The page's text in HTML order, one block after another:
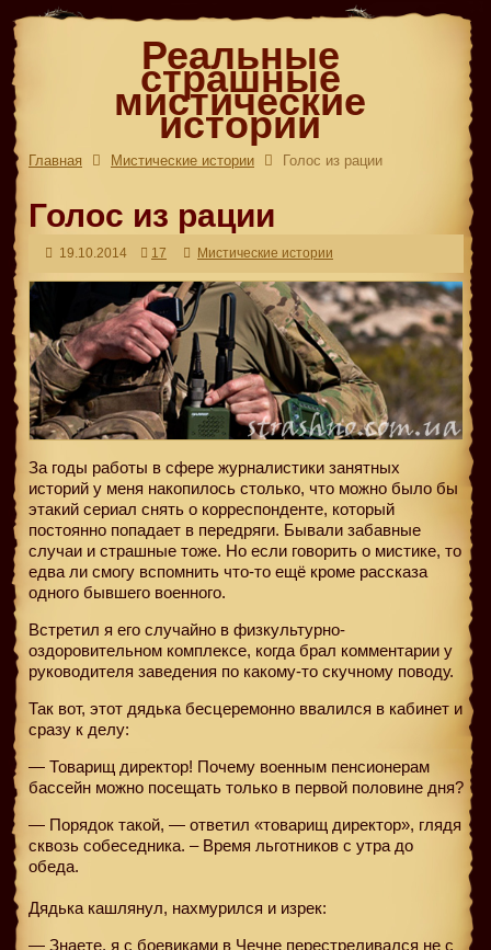
Реальные
страшные
мистические
истории
Главная Мистические истории Голос из рации
Голос из рации
19.10.2014 17 Мистические истории
За годы работы в сфере журналистики занятных
историй у меня накопилось столько, что можно было бы
этакий сериал снять о корреспонденте, который
постоянно попадает в передряги. Бывали забавные
случаи и страшные тоже. Но если говорить о мистике, то
едва ли смогу вспомнить что-то ещё кроме рассказа
одного бывшего военного.
Встретил я его случайно в физкультурно-
оздоровительном комплексе, когда брал комментарии у
руководителя заведения по какому-то скучному поводу.
Так вот, этот дядька бесцеремонно ввалился в кабинет и
сразу к делу:
— Товарищ директор! Почему военным пенсионерам
бассейн можно посещать только в первой половине дня?
— Порядок такой, — ответил «товарищ директор», глядя
сквозь собеседника. – Время льготников с утра до
обеда.
Дядька кашлянул, нахмурился и изрек:
— Знаете, я с боевиками в Чечне перестреливался не с